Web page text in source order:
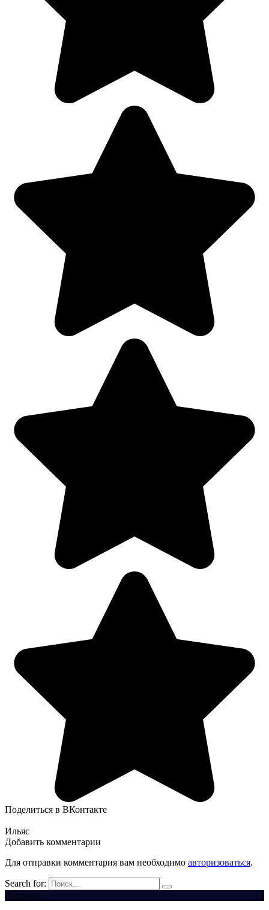
Поделиться в ВКонтакте
Ильяс
Добавить комментарии
Для отправки комментария вам необходимо авторизоваться.
Search for:
Рубрики